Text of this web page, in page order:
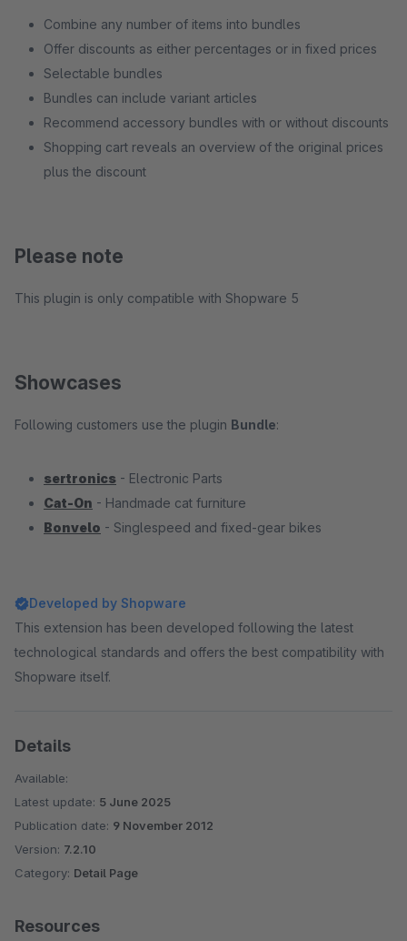
Combine any number of items into bundles
Offer discounts as either percentages or in fixed prices
Selectable bundles
Bundles can include variant articles
Recommend accessory bundles with or without discounts
Shopping cart reveals an overview of the original prices
plus the discount
Please note
This plugin is only compatible with Shopware 5
Showcases
Following customers use the plugin Bundle:
sertronics - Electronic Parts
Cat-On - Handmade cat furniture
Bonvelo - Singlespeed and fixed-gear bikes
Developed by Shopware
This extension has been developed following the latest
technological standards and offers the best compatibility with
Shopware itself.
Details
Available:
Latest update: 5 June 2025
Publication date: 9 November 2012
Version: 7.2.10
Category: Detail Page
Resources